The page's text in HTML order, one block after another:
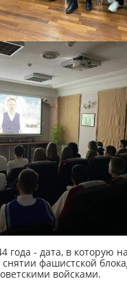
года - дата, в которую
фашистской
войсками.